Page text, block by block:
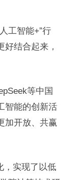
工智能+”行
结合起来，
等中国
智能的创新活
加开放、共赢
，实现了以低